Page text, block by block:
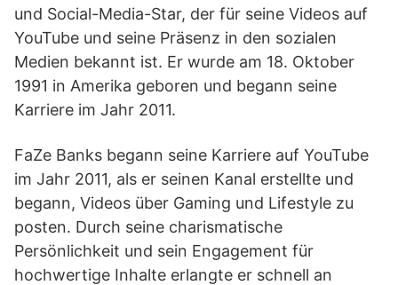
und Social-Media-Star, der für seine Videos auf
YouTube und seine Präsenz in den sozialen
Medien bekannt ist. Er wurde am 18. Oktober
1991 in Amerika geboren und begann seine
Karriere im Jahr 2011.
FaZe Banks begann seine Karriere auf YouTube
im Jahr 2011, als er seinen Kanal erstellte und
begann, Videos über Gaming und Lifestyle zu
posten. Durch seine charismatische
Persönlichkeit und sein Engagement für
hochwertige Inhalte erlangte er schnell an